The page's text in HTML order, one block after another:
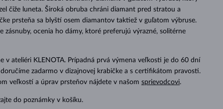
VÝNIMOČNÝ
LÁSKA
KRÁSOU
VLTAVÍNY
PRE BÁBÄTKÁ
BIELE ZLATO
KRÁSNE
PERLOVÉ PRÍVESKY
BIELE ZLATO
RUŽOVÉ ZLATO
PRÍVESKY
NÁRAMKY
ELEGANCIA
MINERÁLY
SVADOBNÉ
BIELE ZLATO
ŠPERKY
KRÁSU
KOLEKCIE
čiže luneta. Široká obruba chráni diamant pred stratou a
prsteňa sa blyští osem diamantov taktiež v guľatom výbruse.
zásnuby, ocenia ho dámy, ktoré preferujú výrazné, solitérne
v ateliéri KLENOTA. Prípadná prvá výmena veľkosti je do 60 dní
zadarmo v dizajnovej krabičke a s certifikátom pravosti.
veľkostí a úprav prsteňov nájdete v našom sprievodcovi.
do poznámky v košíku.